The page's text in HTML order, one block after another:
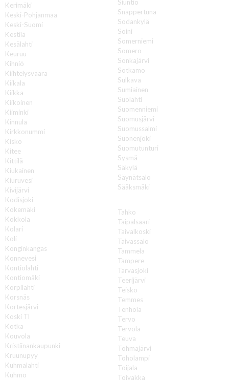
Kerimäki
Keski-Pohjanmaa
Keski-Suomi
Kestilä
Kesälahti
Keuruu
Kihniö
Kiihtelysvaara
Kiikala
Kiikka
Kiikoinen
Kiiminki
Kinnula
Kirkkonummi
Kisko
Kitee
Kittilä
Kiukainen
Kiuruvesi
Kivijärvi
Kodisjoki
Kokemäki
Kokkola
Kolari
Koli
Konginkangas
Konnevesi
Kontiolahti
Kontiomäki
Korpilahti
Korsnäs
Kortesjärvi
Koski Tl
Kotka
Kouvola
Kristiinankaupunki
Kruunupyy
Kuhmalahti
Kuhmo
Siuntio
Snappertuna
Sodankylä
Soini
Somerniemi
Somero
Sonkajärvi
Sotkamo
Sulkava
Sumiainen
Suolahti
Suomenniemi
Suomusjärvi
Suomussalmi
Suonenjoki
Suomutunturi
Sysmä
Säkylä
Säynätsalo
Sääksmäki
Tahko
Taipalsaari
Taivalkoski
Taivassalo
Tammela
Tampere
Tarvasjoki
Teerijärvi
Teisko
Temmes
Tenhola
Tervo
Tervola
Teuva
Tohmajärvi
Toholampi
Toijala
Toivakka